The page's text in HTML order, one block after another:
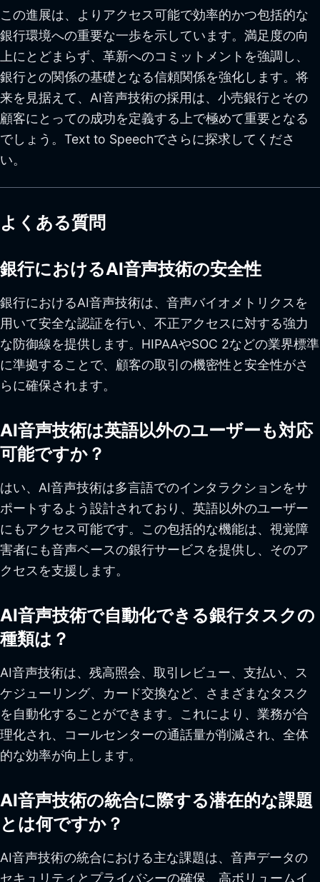
この進展は、よりアクセス可能で効率的かつ包括的な
銀行環境への重要な一歩を示しています。満足度の向
上にとどまらず、革新へのコミットメントを強調し、
銀行との関係の基礎となる信頼関係を強化します。将
来を見据えて、AI音声技術の採用は、小売銀行とその
顧客にとっての成功を定義する上で極めて重要となる
でしょう。Text to Speechでさらに探求してくださ
い。
よくある質問
銀行におけるAI音声技術の安全性
銀行におけるAI音声技術は、音声バイオメトリクスを
用いて安全な認証を行い、不正アクセスに対する強力
な防御線を提供します。HIPAAやSOC 2などの業界標準
に準拠することで、顧客の取引の機密性と安全性がさ
らに確保されます。
AI音声技術は英語以外のユーザーも対応
可能ですか？
はい、AI音声技術は多言語でのインタラクションをサ
ポートするよう設計されており、英語以外のユーザー
にもアクセス可能です。この包括的な機能は、視覚障
害者にも音声ベースの銀行サービスを提供し、そのア
クセスを支援します。
AI音声技術で自動化できる銀行タスクの
種類は？
AI音声技術は、残高照会、取引レビュー、支払い、ス
ケジューリング、カード交換など、さまざまなタスク
を自動化することができます。これにより、業務が合
理化され、コールセンターの通話量が削減され、全体
的な効率が向上します。
AI音声技術の統合に際する潜在的な課題
とは何ですか？
AI音声技術の統合における主な課題は、音声データの
セキュリティとプライバシーの確保、高ボリュームイ